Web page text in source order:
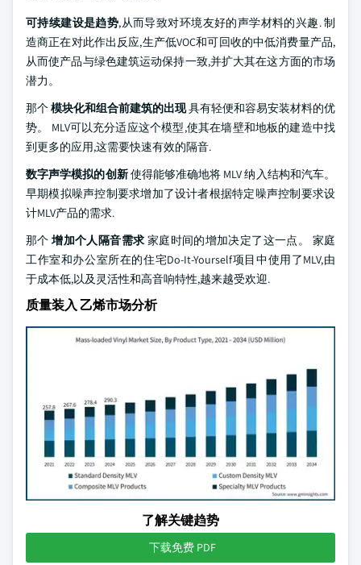
可持续建设是趋势,从而导致对环境友好的声学材料的兴趣. 制
造商正在对此作出反应,生产低VOC和可回收的中低消费量产品,
从而使产品与绿色建筑运动保持一致,并扩大其在这方面的市场
潜力。
那个模块化和组合前建筑的出现具有轻便和容易安装材料的优
势。 MLV可以充分适应这个模型,使其在墙壁和地板的建造中找
到更多的应用,这需要快速有效的隔音.
数字声学模拟的创新使得能够准确地将 MLV 纳入结构和汽车。
早期模拟噪声控制要求增加了设计者根据特定噪声控制要求设
计MLV产品的需求.
那个增加个人隔音需求 家庭时间的增加决定了这一点。 家庭
工作室和办公室所在的住宅Do-It-Yourself项目中使用了MLV,由
于成本低,以及灵活性和高音响特性,越来越受欢迎.
质量装入 乙烯市场分析
了解关键趋势
下载免费 PDF